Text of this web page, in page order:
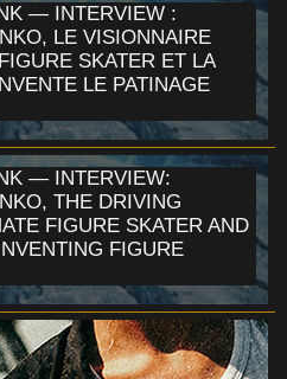
— INTERVIEW :
LE VISIONNAIRE
SKATER ET LA
LE PATINAGE
— INTERVIEW:
THE DRIVING
FIGURE SKATER AND
FIGURE